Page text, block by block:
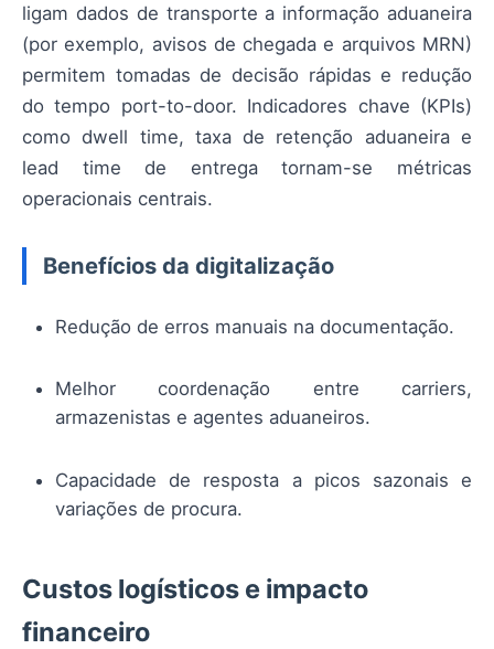
ligam dados de transporte a informação aduaneira
(por exemplo, avisos de chegada e arquivos MRN)
permitem tomadas de decisão rápidas e redução
do tempo port-to-door. Indicadores chave (KPIs)
como dwell time, taxa de retenção aduaneira e
lead time de entrega tornam-se métricas
operacionais centrais.
Benefícios da digitalização
Redução de erros manuais na documentação.
Melhor coordenação entre carriers,
armazenistas e agentes aduaneiros.
Capacidade de resposta a picos sazonais e
variações de procura.
Custos logísticos e impacto
financeiro